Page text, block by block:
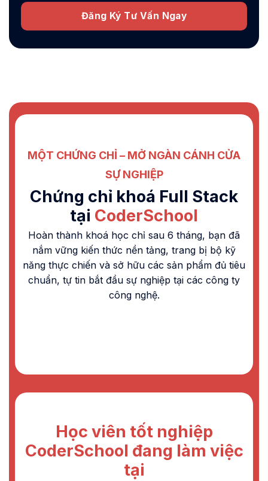
MỘT CHỨNG CHỈ – MỞ NGÀN CÁNH CỬA
SỰ NGHIỆP
Chứng chỉ khoá Full Stack
tại CoderSchool
Hoàn thành khoá học chỉ sau 6 tháng, bạn đã
nắm vững kiến thức nền tảng, trang bị bộ kỹ
năng thực chiến và sở hữu các sản phẩm đủ tiêu
chuẩn, tự tin bắt đầu sự nghiệp tại các công ty
công nghệ.
Học viên tốt nghiệp
CoderSchool đang làm việc
tại